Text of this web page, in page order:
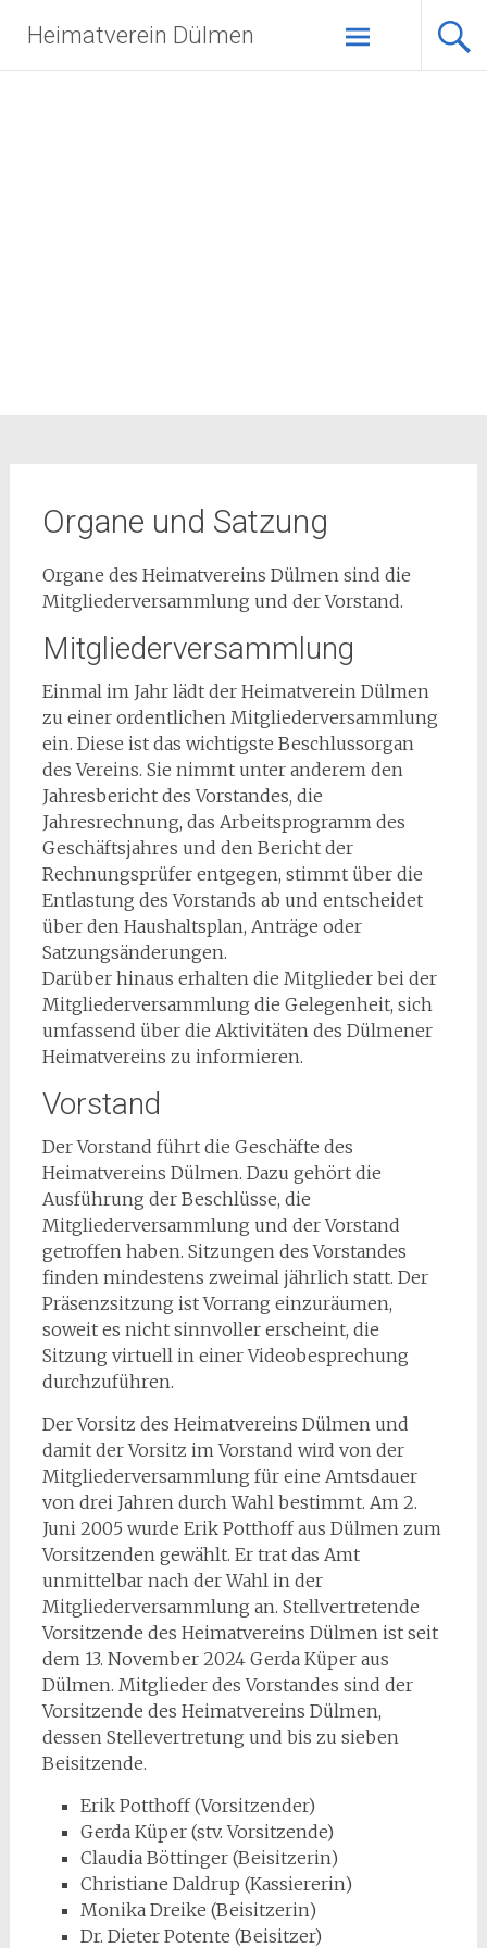
Inhalt
springen
Heimatverein Dülmen
Organe und Satzung
Organe des Heimatvereins Dülmen sind die
Mitgliederversammlung und der Vorstand.
Mitgliederversammlung
Einmal im Jahr lädt der Heimatverein Dülmen
zu einer ordentlichen Mitgliederversammlung
ein. Diese ist das wichtigste Beschlussorgan
des Vereins. Sie nimmt unter anderem den
Jahresbericht des Vorstandes, die
Jahresrechnung, das Arbeitsprogramm des
Geschäftsjahres und den Bericht der
Rechnungsprüfer entgegen, stimmt über die
Entlastung des Vorstands ab und entscheidet
über den Haushaltsplan, Anträge oder
Satzungsänderungen.
Darüber hinaus erhalten die Mitglieder bei der
Mitgliederversammlung die Gelegenheit, sich
umfassend über die Aktivitäten des Dülmener
Heimatvereins zu informieren.
Vorstand
Der Vorstand führt die Geschäfte des
Heimatvereins Dülmen. Dazu gehört die
Ausführung der Beschlüsse, die
Mitgliederversammlung und der Vorstand
getroffen haben. Sitzungen des Vorstandes
finden mindestens zweimal jährlich statt. Der
Präsenzsitzung ist Vorrang einzuräumen,
soweit es nicht sinnvoller erscheint, die
Sitzung virtuell in einer Videobesprechung
durchzuführen.
Der Vorsitz des Heimatvereins Dülmen und
damit der Vorsitz im Vorstand wird von der
Mitgliederversammlung für eine Amtsdauer
von drei Jahren durch Wahl bestimmt. Am 2.
Juni 2005 wurde Erik Potthoff aus Dülmen zum
Vorsitzenden gewählt. Er trat das Amt
unmittelbar nach der Wahl in der
Mitgliederversammlung an. Stellvertretende
Vorsitzende des Heimatvereins Dülmen ist seit
dem 13. November 2024 Gerda Küper aus
Dülmen. Mitglieder des Vorstandes sind der
Vorsitzende des Heimatvereins Dülmen,
dessen Stellevertretung und bis zu sieben
Beisitzende.
Erik Potthoff (Vorsitzender)
Gerda Küper (stv. Vorsitzende)
Claudia Böttinger (Beisitzerin)
Christiane Daldrup (Kassiererin)
Monika Dreike (Beisitzerin)
Dr. Dieter Potente (Beisitzer)